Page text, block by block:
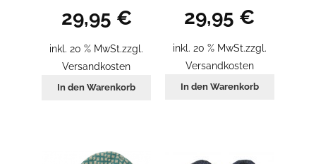
29,95 €
inkl. 20 % MwSt.zzgl.
Versandkosten
In den Warenkorb
29,95 €
inkl. 20 % MwSt.zzgl.
Versandkosten
In den Warenkorb